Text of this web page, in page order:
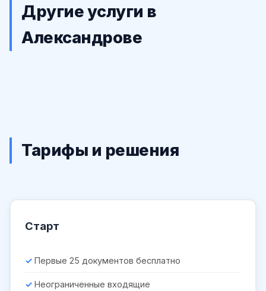
Другие услуги в
Александрове
Тарифы и решения
Старт
Первые 25 документов бесплатно
Неограниченные входящие